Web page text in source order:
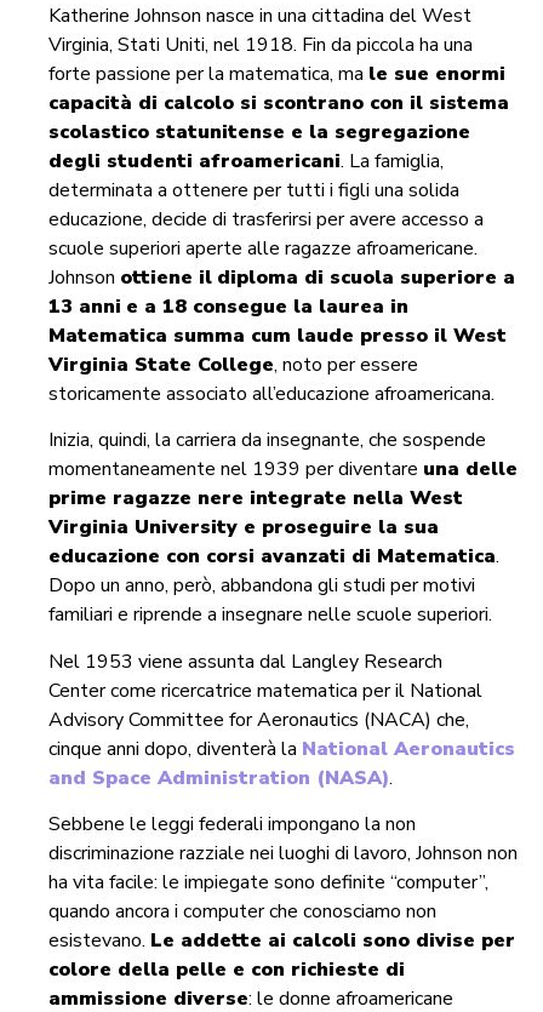
Katherine Johnson nasce in una cittadina del West
Virginia, Stati Uniti, nel 1918. Fin da piccola ha una
forte passione per la matematica, ma le sue enormi
capacità di calcolo si scontrano con il sistema
scolastico statunitense e la segregazione
degli studenti afroamericani. La famiglia,
determinata a ottenere per tutti i figli una solida
educazione, decide di trasferirsi per avere accesso a
scuole superiori aperte alle ragazze afroamericane.
Johnson ottiene il diploma di scuola superiore a
13 anni e a 18 consegue la laurea in
Matematica summa cum laude presso il West
Virginia State College, noto per essere
storicamente associato all’educazione afroamericana.
Inizia, quindi, la carriera da insegnante, che sospende
momentaneamente nel 1939 per diventare una delle
prime ragazze nere integrate nella West
Virginia University e proseguire la sua
educazione con corsi avanzati di Matematica.
Dopo un anno, però, abbandona gli studi per motivi
familiari e riprende a insegnare nelle scuole superiori.
Nel 1953 viene assunta dal Langley Research
Center come ricercatrice matematica per il National
Advisory Committee for Aeronautics (NACA) che,
cinque anni dopo, diventerà la National Aeronautics
and Space Administration (NASA).
Sebbene le leggi federali impongano la non
discriminazione razziale nei luoghi di lavoro, Johnson non
ha vita facile: le impiegate sono definite “computer”,
quando ancora i computer che conosciamo non
esistevano. Le addette ai calcoli sono divise per
colore della pelle e con richieste di
ammissione diverse: le donne afroamericane